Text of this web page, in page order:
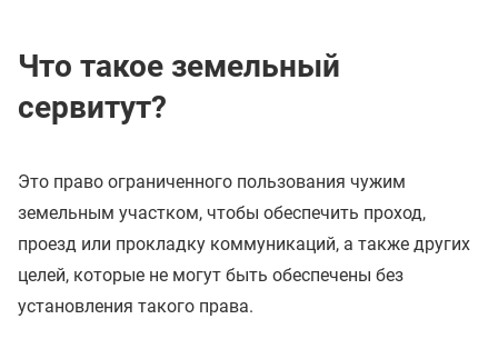
Что такое земельный
сервитут?
Это право ограниченного пользования чужим
земельным участком, чтобы обеспечить проход,
проезд или прокладку коммуникаций, а также других
целей, которые не могут быть обеспечены без
установления такого права.